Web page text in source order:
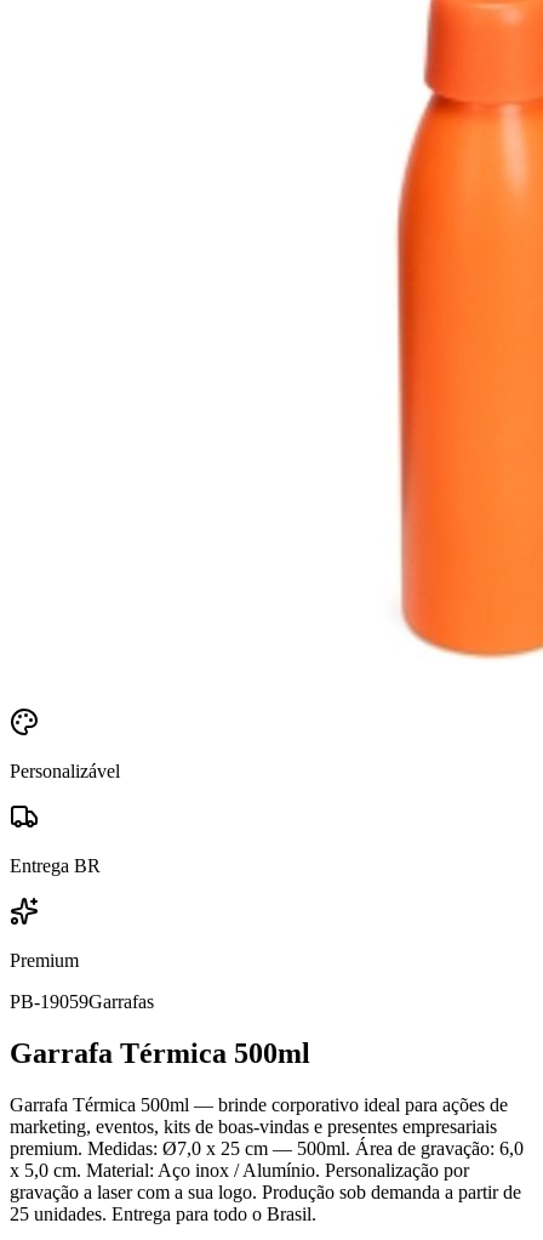
Personalizável
Entrega BR
Premium
PB-19059Garrafas
Garrafa Térmica 500ml
Garrafa Térmica 500ml — brinde corporativo ideal para ações de
marketing, eventos, kits de boas-vindas e presentes empresariais
premium. Medidas: Ø7,0 x 25 cm — 500ml. Área de gravação: 6,0
x 5,0 cm. Material: Aço inox / Alumínio. Personalização por
gravação a laser com a sua logo. Produção sob demanda a partir de
25 unidades. Entrega para todo o Brasil.